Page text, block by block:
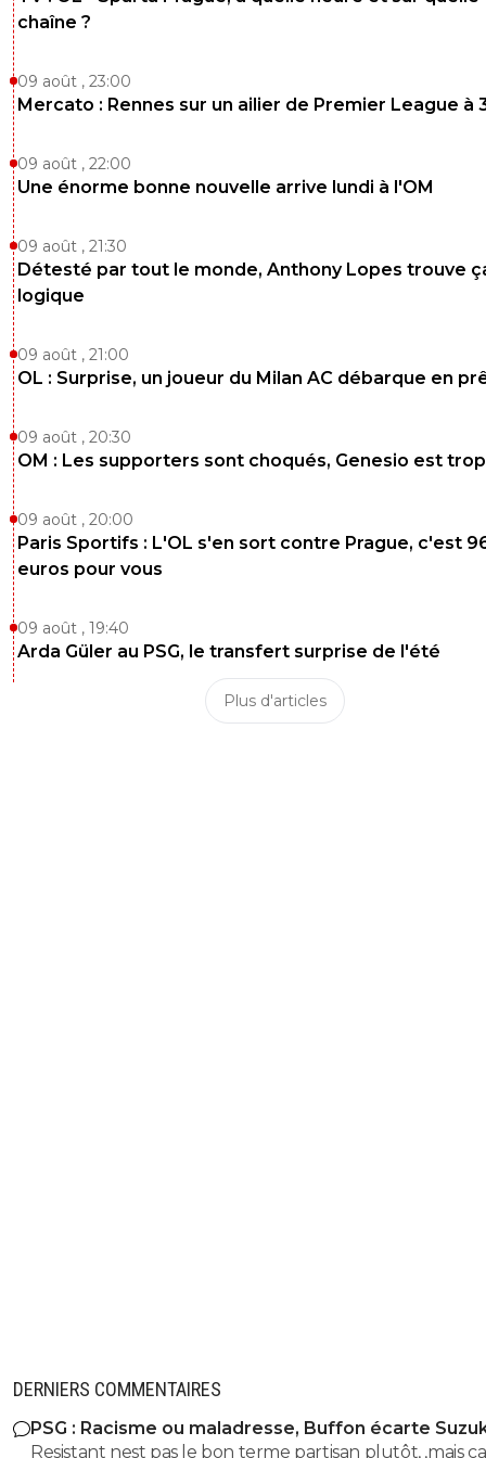
dirtyshady41 27 mai 2026 à 9:37 1902
saison prochaine. Notamment contre les blocs bas.
ca reste moyen et je pense qu'on doit pouvoir trouver
beaucoup mieux.
chaîne ?
09 août , 23:00
Mercato : Rennes sur un ailier de Premier League à
09 août , 22:00
Une énorme bonne nouvelle arrive lundi à l'OM
09 août , 21:30
Détesté par tout le monde, Anthony Lopes trouve
logique
09 août , 21:00
OL : Surprise, un joueur du Milan AC débarque en
09 août , 20:30
OM : Les supporters sont choqués, Genesio est
09 août , 20:00
Paris Sportifs : L'OL s'en sort contre Prague, c'est
euros pour vous
09 août , 19:40
Arda Güler au PSG, le transfert surprise de l'été
Plus d'articles
DERNIERS COMMENTAIRES
PSG : Racisme ou maladresse, Buffon écarte
Resistant nest pas le bon terme partisan plutôt, ,mais ca